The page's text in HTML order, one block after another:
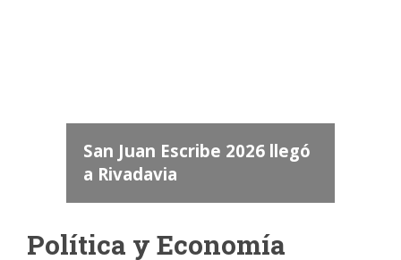
San Juan Escribe 2026 llegó
a Rivadavia
Política y Economía